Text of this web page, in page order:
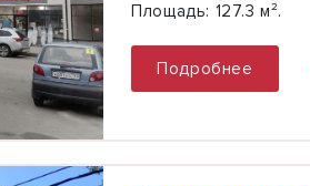
Площадь: 127.3 м².
Подробнее